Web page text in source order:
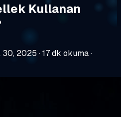
Kullanan
30, 2025 ·17 dk okuma·